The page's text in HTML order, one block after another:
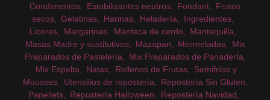
Condimentos
Estabilizantes neutros Fondant
Frutos
secos
Gelatinas Harinas Heladería
Ingredientes
Licores
Margarinas Manteca de cerdo
Mantequilla
Masas Madre y sustitutivos
Mazapan Mermeladas
Mix
Preparados de Pastelería
Mix Preparados de PanaderÍa
Mix Espelta
Natas Rellenos de Frutas
Semifríos y
Mousses
Utensilios de repostería
Repostería Sin Gluten
Panellets
Repostería Halloween
Repostería Navidad